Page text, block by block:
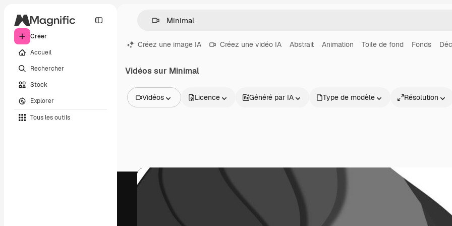
Créer
Accueil
Rechercher
Stock
Explorer
Tous les outils
Créez une image IA Créez une vidéo IA Abstrait Animation Toile de fond Fonds
Vidéos sur Minimal
Vidéos
Vidéos
Clips de vidéo
Graphiques animés
Templates vidéos
Licence Généré par IA Type de modèle Résolution
Produits Commencer